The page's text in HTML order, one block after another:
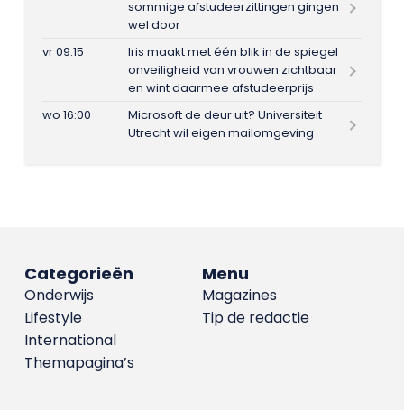
sommige afstudeerzittingen gingen
wel door
vr 09:15
Iris maakt met één blik in de spiegel
onveiligheid van vrouwen zichtbaar
en wint daarmee afstudeerprijs
wo 16:00
Microsoft de deur uit? Universiteit
Utrecht wil eigen mailomgeving
Menu
Magazines
Tip de redactie
Categorieën
Onderwijs
Lifestyle
International
Themapagina’s